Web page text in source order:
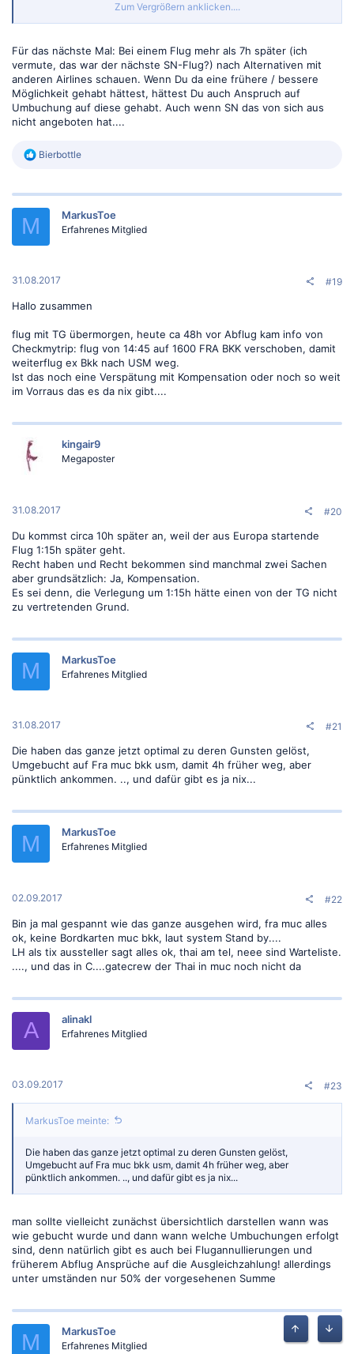
Zum Vergrößern anklicken....
Für das nächste Mal: Bei einem Flug mehr als 7h später (ich
vermute, das war der nächste SN-Flug?) nach Alternativen mit
anderen Airlines schauen. Wenn Du da eine frühere / bessere
Möglichkeit gehabt hättest, hättest Du auch Anspruch auf
Umbuchung auf diese gehabt. Auch wenn SN das von sich aus
nicht angeboten hat....
R
k
i
:
Bierbottle
M MarkusToe
Erfahrenes Mitglied
31.08.2017 #19
Hallo zusammen
flug mit TG übermorgen, heute ca 48h vor Abflug kam info von
Checkmytrip: flug von 14:45 auf 1600 FRA BKK verschoben, damit
weiterflug ex Bkk nach USM weg.
Ist das noch eine Verspätung mit Kompensation oder noch so weit
im Vorraus das es da nix gibt....
kingair9
Megaposter
31.08.2017 #20
Du kommst circa 10h später an, weil der aus Europa startende
Flug 1:15h später geht.
Recht haben und Recht bekommen sind manchmal zwei Sachen
aber grundsätzlich: Ja, Kompensation.
Es sei denn, die Verlegung um 1:15h hätte einen von der TG nicht
zu vertretenden Grund.
M MarkusToe
Erfahrenes Mitglied
31.08.2017 #21
Die haben das ganze jetzt optimal zu deren Gunsten gelöst,
Umgebucht auf Fra muc bkk usm, damit 4h früher weg, aber
pünktlich ankommen. .., und dafür gibt es ja nix...
M MarkusToe
Erfahrenes Mitglied
02.09.2017 #22
Bin ja mal gespannt wie das ganze ausgehen wird, fra muc alles
ok, keine Bordkarten muc bkk, laut system Stand by....
LH als tix aussteller sagt alles ok, thai am tel, neee sind Warteliste.
...., und das in C....gatecrew der Thai in muc noch nicht da
A alinakl
Erfahrenes Mitglied
03.09.2017 #23
MarkusToe meinte:
Die haben das ganze jetzt optimal zu deren Gunsten gelöst,
Umgebucht auf Fra muc bkk usm, damit 4h früher weg, aber
pünktlich ankommen. .., und dafür gibt es ja nix...
man sollte vielleicht zunächst übersichtlich darstellen wann was
wie gebucht wurde und dann wann welche Umbuchungen erfolgt
sind, denn natürlich gibt es auch bei Flugannullierungen und
früherem Abflug Ansprüche auf die Ausgleichzahlung! allerdings
unter umständen nur 50% der vorgesehenen Summe
M MarkusToe
Erfahrenes Mitglied
Oben Unten